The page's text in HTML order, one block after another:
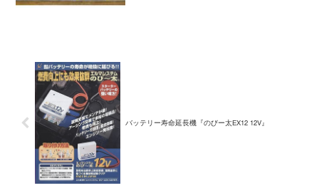
バッテリー寿命延長機『のびー太EX12 12V』